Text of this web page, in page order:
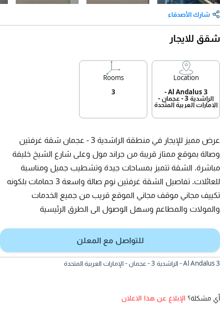
شارك الأصدقاء
شقق للايجار
Location
Al Andalus 3 -
الراشدية 3 - عجمان -
الإمارات العربية المتحدة
Rooms
3
عرض مميز للإيجار في منطقة الراشدية 3 - عجمان شقة غرفتين
وصالة بموقع ممتاز قريبة من جراند مول وعلى شارع الشيخ خليفة
مباشرة. الشقة تتميز بمساحات جيدة وتشطيب جميل ومناسبة
للعائلات. تفاصيل الشقة غرفتين نوم صالة واسعة 3 حمامات بلكونه
تكييف مجاني موقف مجاني الموقع قريب من جميع الخدمات
والمولات والمطاعم وسهل الوصول الى الطرق الرئيسية
للتواصل مع المعلن
Al Andalus 3 - الراشدية 3 - عجمان - الإمارات العربية المتحدة
أي مشكلة؟ الإبلاغ عن هذا الاعلان